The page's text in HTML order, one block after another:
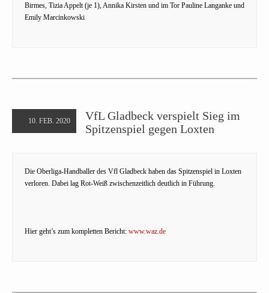
Birmes, Tizia Appelt (je 1), Annika Kirsten und im Tor Pauline Langanke und
Emily Marcinkowski
10. FEB. 2020
VfL Gladbeck verspielt Sieg im
Spitzenspiel gegen Loxten
Die Oberliga-Handballer des Vfl Gladbeck haben das Spitzenspiel in Loxten
verloren. Dabei lag Rot-Weiß zwischenzeitlich deutlich in Führung.
Hier geht’s zum kompletten Bericht: www.waz.de